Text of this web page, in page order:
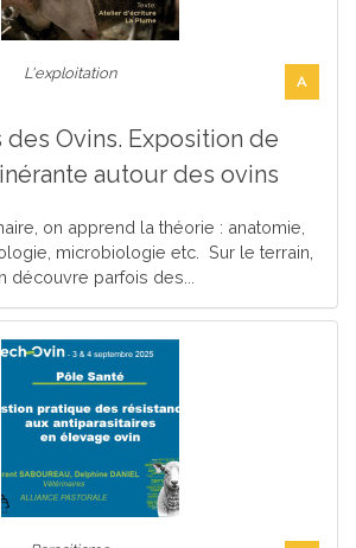
A
L'exploitation
Ovins. Exposition de
autour des ovins
on apprend la théorie : anatomie,
microbiologie etc. Sur le terrain,
découvre parfois des...